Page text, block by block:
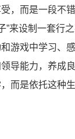
，而是一段不
来设制一套行
游戏中学习、
导能力，养成
而是依托这种